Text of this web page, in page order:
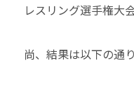
レスリング選手権大
尚、結果は以下の通り